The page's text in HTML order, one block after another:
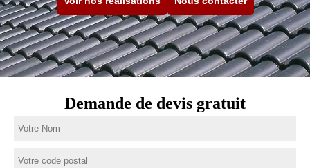
Demande de devis gratuit